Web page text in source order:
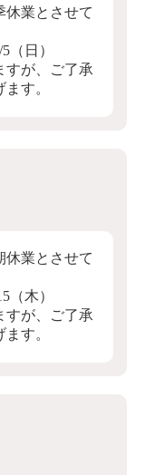
休業とさせて
（日）
すが、ご了承
す。
休業とさせて
（木）
すが、ご了承
す。